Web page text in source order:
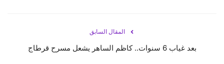
المقال السابق
بعد غياب 6 سنوات.. كاظم الساهر يشعل مسرح قرطاج